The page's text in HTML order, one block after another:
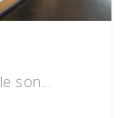
son...